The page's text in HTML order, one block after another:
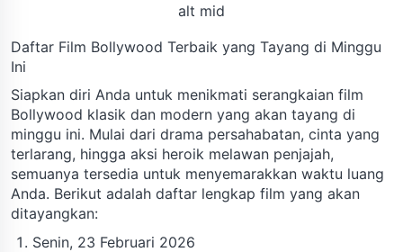
alt mid
Daftar Film Bollywood Terbaik yang Tayang di Minggu
Ini
Siapkan diri Anda untuk menikmati serangkaian film
Bollywood klasik dan modern yang akan tayang di
minggu ini. Mulai dari drama persahabatan, cinta yang
terlarang, hingga aksi heroik melawan penjajah,
semuanya tersedia untuk menyemarakkan waktu luang
Anda. Berikut adalah daftar lengkap film yang akan
ditayangkan:
Senin, 23 Februari 2026